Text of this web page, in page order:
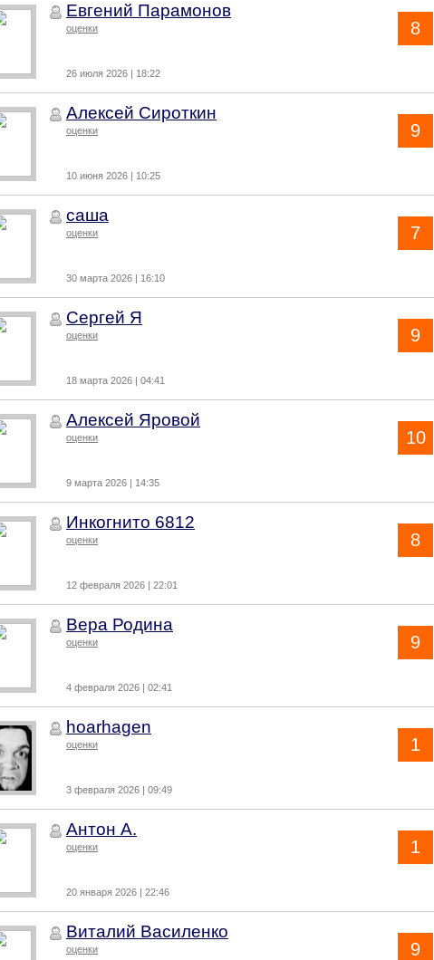
Евгений Парамонов
оценки
26 июля 2026 | 18:22
8
Алексей Сироткин
оценки
10 июня 2026 | 10:25
9
саша
оценки
30 марта 2026 | 16:10
7
Сергей Я
оценки
18 марта 2026 | 04:41
9
Алексей Яровой
оценки
9 марта 2026 | 14:35
10
Инкогнито 6812
оценки
12 февраля 2026 | 22:01
8
Вера Родина
оценки
4 февраля 2026 | 02:41
9
hoarhagen
оценки
3 февраля 2026 | 09:49
1
Антон А.
оценки
20 января 2026 | 22:46
1
Виталий Василенко
оценки 9